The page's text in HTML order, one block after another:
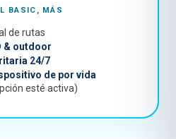
BASIC, MÁS
de rutas
& outdoor
24/7
de por vida
esté activa)